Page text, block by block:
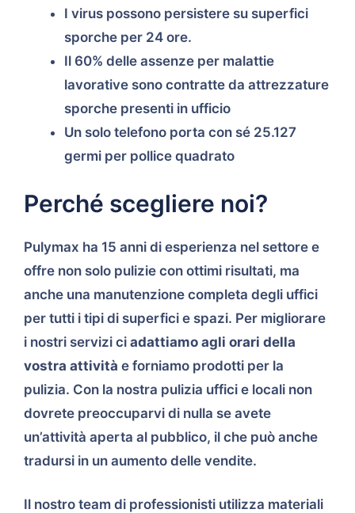
I virus possono persistere su superfici
sporche per 24 ore.
Il 60% delle assenze per malattie
lavorative sono contratte da attrezzature
sporche presenti in ufficio
Un solo telefono porta con sé 25.127
germi per pollice quadrato
Perché scegliere noi?
Pulymax ha 15 anni di esperienza nel settore e
offre non solo pulizie con ottimi risultati, ma
anche una manutenzione completa degli uffici
per tutti i tipi di superfici e spazi. Per migliorare
i nostri servizi ci adattiamo agli orari della
vostra attività e forniamo prodotti per la
pulizia. Con la nostra pulizia uffici e locali non
dovrete preoccuparvi di nulla se avete
un’attività aperta al pubblico, il che può anche
tradursi in un aumento delle vendite.
Il nostro team di professionisti utilizza materiali